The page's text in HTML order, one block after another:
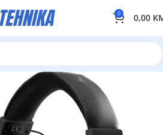
0 0,00